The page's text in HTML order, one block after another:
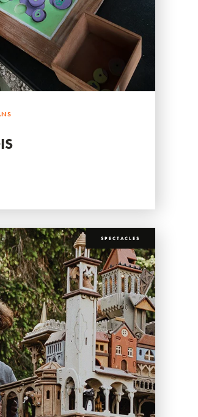
SPECTACLES